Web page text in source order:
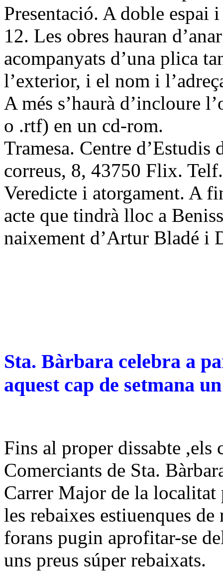
Presentació. A doble
12. Les obres hauran
acompanyats d’una plica
l’exterior, i el nom i
A més s’haurà d’incloure
o .rtf) en un cd-rom.
Tramesa. Centre d’Estudis
correus, 8, 43750 Flix.
Veredicte i atorgament. A
acte que tindrà lloc a
naixement d’Artur Bladé i
Sta. Bàrbara celebra a
aquest cap de setmana
Fins al proper dissabte ,els
Comerciants de Sta.
Carrer Major de la localitat
les rebaixes estiuenques
forans pugin aprofitar-se
uns preus súper rebaixats.